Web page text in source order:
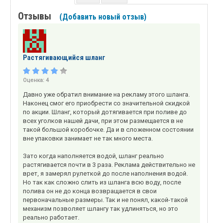
Отзывы (Добавить новый отзыв)
Растягивающийся шланг
Оценка: 4
Давно уже обратил внимание на рекламу этого шланга.
Наконец смог его приобрести со значительной скидкой
по акции. Шланг, который дотягивается при поливе до
всех уголков нашей дачи, при этом размещается в не
такой большой коробочке. Да и в сложенном состоянии
вне упаковки занимает не так много места.
Зато когда наполняется водой, шланг реально
растягивается почти в 3 раза. Реклама действительно не
врет, я замерял рулеткой до после наполнения водой.
Но так как сложно слить из шланга всю воду, после
полива он не до конца возвращается в свои
первоначальные размеры. Так и не понял, какой-такой
механизм позволяет шлангу так удлиняться, но это
реально работает.